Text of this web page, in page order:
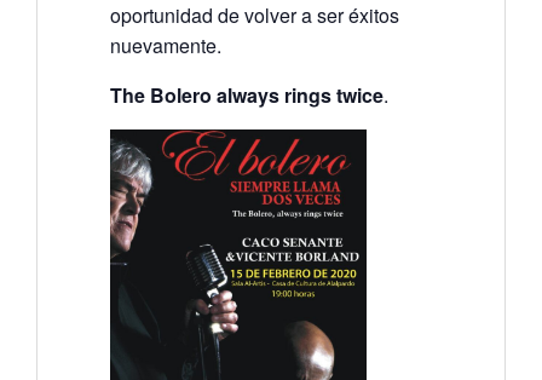
oportunidad de volver a ser éxitos
nuevamente.
The Bolero always rings twice.